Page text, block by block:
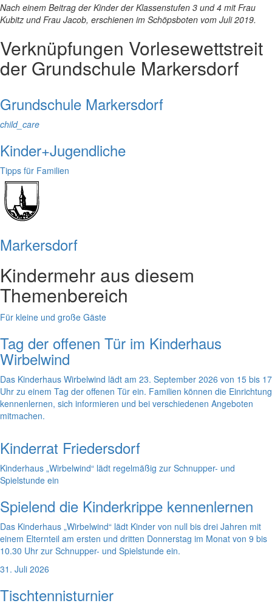
Nach einem Beitrag der Kinder der Klassenstufen 3 und 4 mit Frau
Kubitz und Frau Jacob, erschienen im Schöpsboten vom Juli 2019.
Verknüpfungen Vorlesewettstreit
der Grundschule Markersdorf
Grundschule Markersdorf
child_care
Kinder+Jugendliche
Tipps für Familien
Markersdorf
Kindermehr aus diesem
Themenbereich
Für kleine und große Gäste
Tag der offenen Tür im Kinderhaus
Wirbelwind
Das Kinderhaus Wirbelwind lädt am 23. September 2026 von 15 bis 17
Uhr zu einem Tag der offenen Tür ein. Familien können die Einrichtung
kennenlernen, sich informieren und bei verschiedenen Angeboten
mitmachen.
Kinderrat Friedersdorf
Kinderhaus „Wirbelwind“ lädt regelmäßig zur Schnupper- und
Spielstunde ein
Spielend die Kinderkrippe kennenlernen
Das Kinderhaus „Wirbelwind“ lädt Kinder von null bis drei Jahren mit
einem Elternteil am ersten und dritten Donnerstag im Monat von 9 bis
10.30 Uhr zur Schnupper- und Spielstunde ein.
31. Juli 2026
Tischtennisturnier